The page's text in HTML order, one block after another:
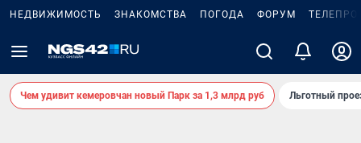
НЕДВИЖИМОСТЬ ЗНАКОМСТВА ПОГОДА ФОРУМ
Чем удивит кемеровчан новый Парк за 1,3 млрд руб Льготный